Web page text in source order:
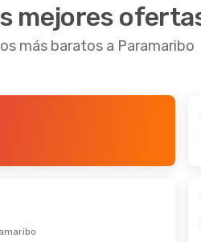
mejores
más baratos a Paramaribo
-